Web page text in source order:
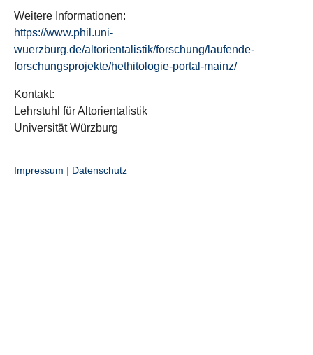
Weitere Informationen:
https://www.phil.uni-
wuerzburg.de/altorientalistik/forschung/laufende-
forschungsprojekte/hethitologie-portal-mainz/
Kontakt:
Lehrstuhl für Altorientalistik
Universität Würzburg
Impressum | Datenschutz